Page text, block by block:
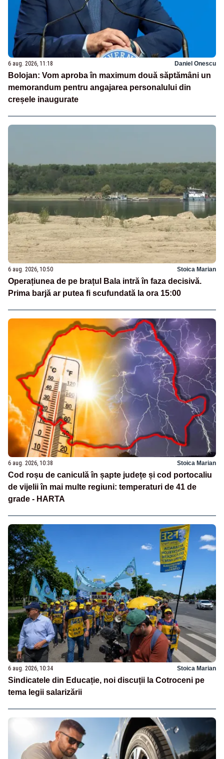
6 aug. 2026, 11:18 Daniel Onescu
Bolojan: Vom aproba în maximum două săptămâni un
memorandum pentru angajarea personalului din
creșele inaugurate
6 aug. 2026, 10:50 Stoica Marian
Operațiunea de pe brațul Bala intră în faza decisivă.
Prima barjă ar putea fi scufundată la ora 15:00
6 aug. 2026, 10:38 Stoica Marian
Cod roșu de caniculă în șapte județe și cod portocaliu
de vijelii în mai multe regiuni: temperaturi de 41 de
grade - HARTA
6 aug. 2026, 10:34 Stoica Marian
Sindicatele din Educație, noi discuții la Cotroceni pe
tema legii salarizării